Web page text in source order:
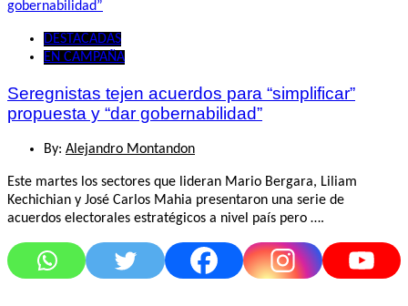
DESTACADAS
EN CAMPAÑA
Seregnistas tejen acuerdos para “simplificar”
propuesta y “dar gobernabilidad”
By: Alejandro Montandon
Este martes los sectores que lideran Mario Bergara, Liliam
Kechichian y José Carlos Mahia presentaron una serie de
acuerdos electorales estratégicos a nivel país pero ….